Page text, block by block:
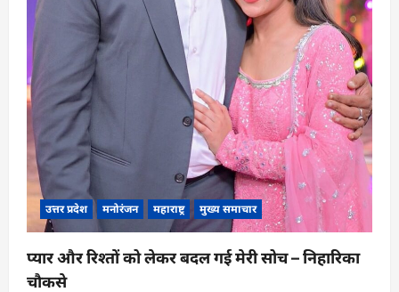
उत्तर प्रदेश मनोरंजन महाराष्ट्र मुख्य समाचार
प्यार और रिश्तों को लेकर बदल गई मेरी सोच – निहारिका
चौकसे